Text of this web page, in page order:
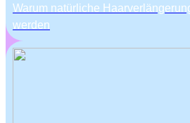
Warum natürliche
werden